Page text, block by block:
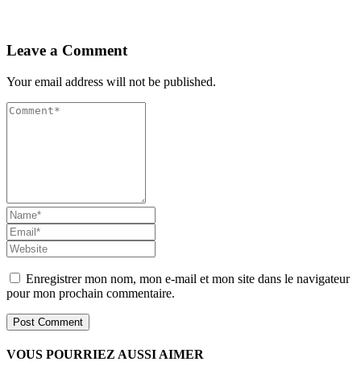
Leave a Comment
Your email address will not be published.
Enregistrer mon nom, mon e-mail et mon site dans le navigateur
pour mon prochain commentaire.
VOUS POURRIEZ AUSSI AIMER